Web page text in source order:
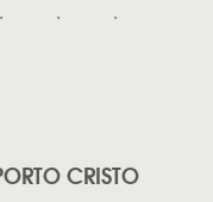
CRISTO